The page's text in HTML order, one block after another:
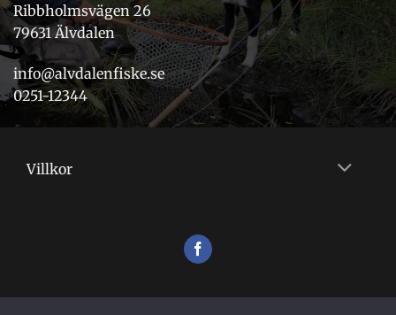
Ribbholmsvägen 26
79631 Älvdalen
info@alvdalenfiske.se
0251-12344
Villkor